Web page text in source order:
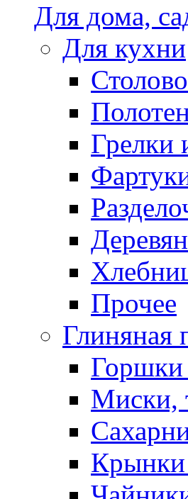
Для дома,
Для кухни
Грелки
Прочее
Глиняная
Горшки
Миски,